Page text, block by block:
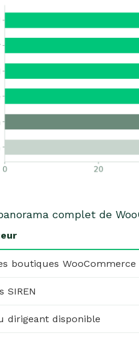
complet de
boutiques WooCommerce
SIREN
dirigeant disponible